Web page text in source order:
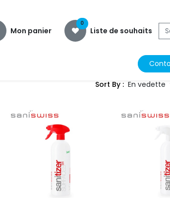
Mon panier
0
Liste de souhaits
Sort By : En vedette